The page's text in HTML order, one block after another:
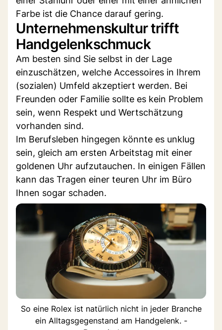
Farbe ist die Chance darauf gering.
Unternehmenskultur trifft
Handgelenkschmuck
Am besten sind Sie selbst in der Lage
einzuschätzen, welche Accessoires in Ihrem
(sozialen) Umfeld akzeptiert werden. Bei
Freunden oder Familie sollte es kein Problem
sein, wenn Respekt und Wertschätzung
vorhanden sind.
Im Berufsleben hingegen könnte es unklug
sein, gleich am ersten Arbeitstag mit einer
goldenen Uhr aufzutauchen. In einigen Fällen
kann das Tragen einer teuren Uhr im Büro
Ihnen sogar schaden.
So eine Rolex ist natürlich nicht in jeder Branche
ein Alltagsgegenstand am Handgelenk. -